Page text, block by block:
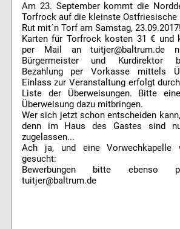
Am 23. September kommt die
Torfrock auf die kleinste Ostfriesische
Rut mit´n Torf am Samstag, 23.09.2017!
Karten für Torfrock kosten 31 € und
per Mail an tuitjer@baltrum.de
Bürgermeister und Kurdirektor
Bezahlung per Vorkasse mittels
Einlass zur Veranstaltung erfolgt
Liste der Überweisungen. Bitte
Überweisung dazu mitbringen.
Wer sich jetzt schon entscheiden
denn im Haus des Gastes sind
zugelassen...
Ach ja, und eine Vorwechkapelle
gesucht:
Bewerbungen bitte
tuitjer@baltrum.de